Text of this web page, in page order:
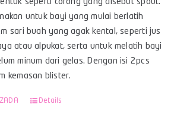
seperti corong yang disebut spout.
untuk bayi yang mulai berlatih
sari buah yang agak kental, seperti jus
atau alpukat, serta untuk melatih bayi
minum dari gelas. Dengan isi 2pcs
kemasan blister.
Details